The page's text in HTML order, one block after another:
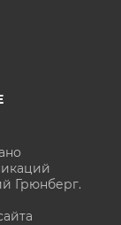
Грюнберг.